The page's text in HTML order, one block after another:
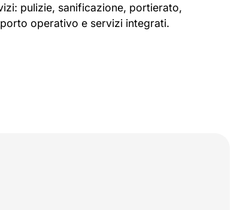
pulizie, sanificazione, portierato,
operativo e servizi integrati.